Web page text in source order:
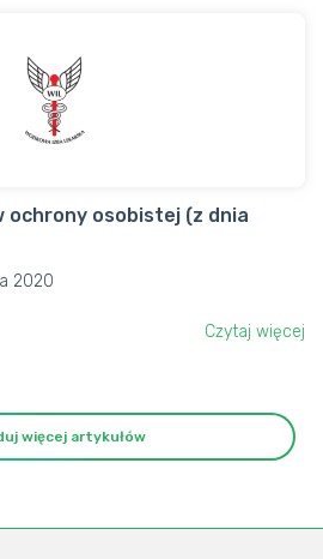
ochrony osobistej (z dnia
2020
Czytaj więcej
więcej artykułów